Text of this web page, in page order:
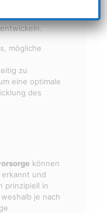
und
mögliche
zu
eine optimale
des
können
und
prinzipiell in
je nach